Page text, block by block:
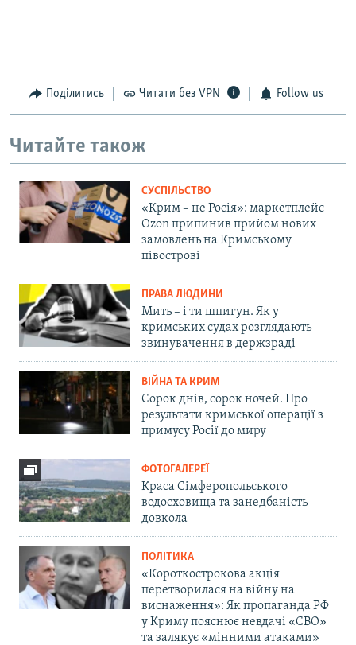
Поділитись Читати без VPN Follow us
Читайте також
СУСПІЛЬСТВО
«Крим – не Росія»: маркетплейс
Ozon припинив прийом нових
замовлень на Кримському
півострові
ПРАВА ЛЮДИНИ
Мить – і ти шпигун. Як у
кримських судах розглядають
звинувачення в держзраді
ВІЙНА ТА КРИМ
Сорок днів, сорок ночей. Про
результати кримської операції з
примусу Росії до миру
ФОТОГАЛЕРЕЇ
Краса Сімферопольського
водосховища та занедбаність
довкола
ПОЛІТИКА
«Короткострокова акція
перетворилася на війну на
виснаження»: Як пропаганда РФ
у Криму пояснює невдачі «СВО»
та залякує «мінними атаками»